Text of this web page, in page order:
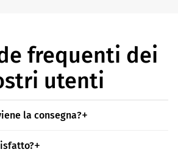
frequenti dei
utenti
la consegna?